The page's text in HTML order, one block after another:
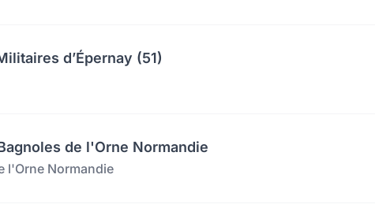
d’Épernay (51)
de l'Orne Normandie
l'Orne Normandie